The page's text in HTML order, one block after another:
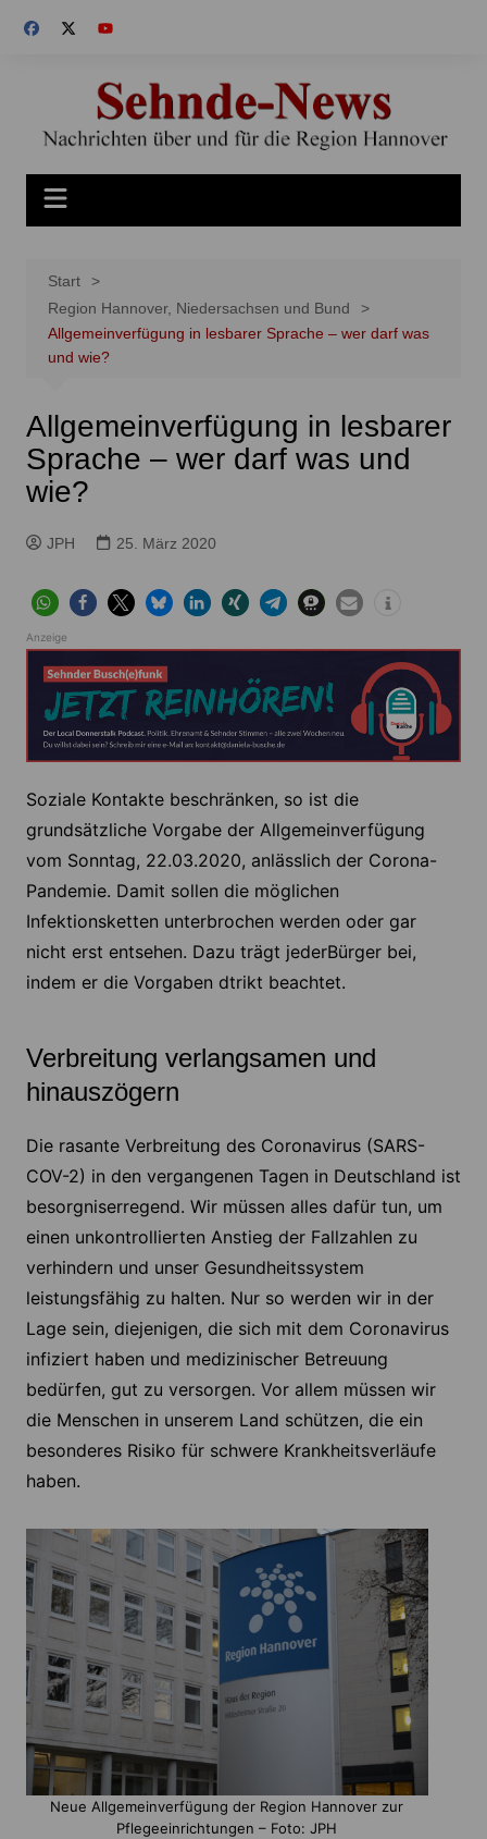
Inhalt
Start
Region Hannover, Niedersachsen und Bund
Allgemeinverfügung in lesbarer Sprache – wer darf was
und wie?
Allgemeinverfügung in lesbarer
Sprache – wer darf was und
wie?
JPH 25. März 2020
Anzeige
Soziale Kontakte beschränken, so ist die
grundsätzliche Vorgabe der Allgemeinverfügung
vom Sonntag, 22.03.2020, anlässlich der Corona-
Pandemie. Damit sollen die möglichen
Infektionsketten unterbrochen werden oder gar
nicht erst entsehen. Dazu trägt jederBürger bei,
indem er die Vorgaben dtrikt beachtet.
Verbreitung verlangsamen und
hinauszögern
Die rasante Verbreitung des Coronavirus (SARS-
COV-2) in den vergangenen Tagen in Deutschland ist
besorgniserregend. Wir müssen alles dafür tun, um
einen unkontrollierten Anstieg der Fallzahlen zu
verhindern und unser Gesundheitssystem
leistungsfähig zu halten. Nur so werden wir in der
Lage sein, diejenigen, die sich mit dem Coronavirus
infiziert haben und medizinischer Betreuung
bedürfen, gut zu versorgen. Vor allem müssen wir
die Menschen in unserem Land schützen, die ein
besonderes Risiko für schwere Krankheitsverläufe
haben.
Neue Allgemeinverfügung der Region Hannover zur
Pflegeeinrichtungen – Foto: JPH